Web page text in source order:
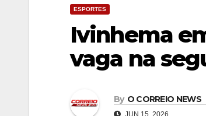
ESPORTES
Ivinhema
vaga na
By O CORREIO NEWS
JUN 15, 2026